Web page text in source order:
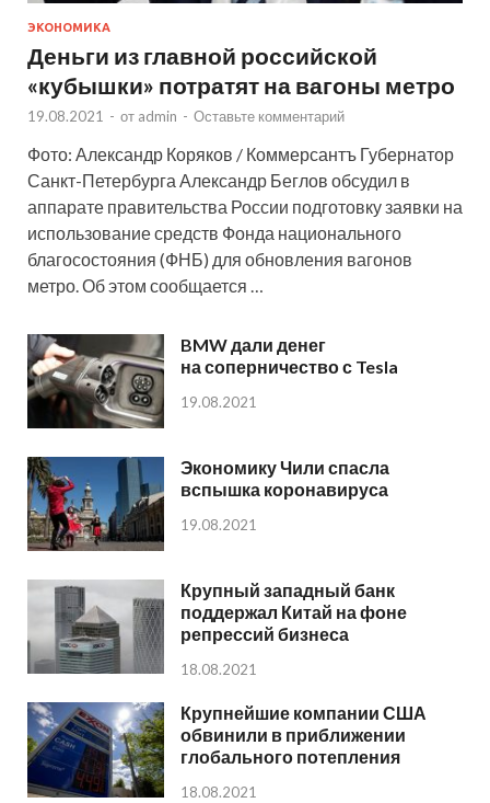
ЭКОНОМИКА
Деньги из главной российской
«кубышки» потратят на вагоны метро
19.08.2021 - от admin - Оставьте комментарий
Фото: Александр Коряков / Коммерсантъ Губернатор
Санкт-Петербурга Александр Беглов обсудил в
аппарате правительства России подготовку заявки на
использование средств Фонда национального
благосостояния (ФНБ) для обновления вагонов
метро. Об этом сообщается …
BMW дали денег
на соперничество с Tesla
19.08.2021
Экономику Чили спасла
вспышка коронавируса
19.08.2021
Крупный западный банк
поддержал Китай на фоне
репрессий бизнеса
18.08.2021
Крупнейшие компании США
обвинили в приближении
глобального потепления
18.08.2021